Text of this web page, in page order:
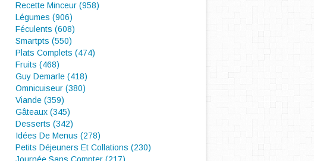
Recette Minceur (958)
Légumes (906)
Féculents (608)
Smartpts (550)
Plats Complets (474)
Fruits (468)
Guy Demarle (418)
Omnicuiseur (380)
Viande (359)
Gâteaux (345)
Desserts (342)
Idées De Menus (278)
Petits Déjeuners Et Collations (230)